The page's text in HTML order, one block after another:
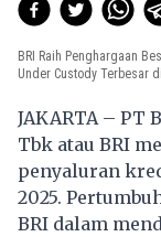
BRI Raih Penghargaan
Under Custody Terbesar
JAKARTA – PT
Tbk atau BRI
penyaluran
2025.
BRI dalam